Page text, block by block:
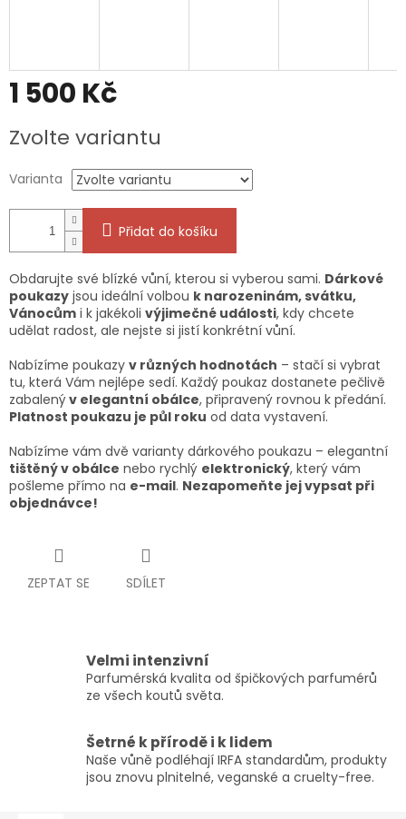
1 500 Kč
cena:
Zvolte variantu
Varianta
Přidat do košíku
Obdarujte své blízké vůní, kterou si vyberou sami. Dárkové
poukazy jsou ideální volbou k narozeninám, svátku,
Vánocům i k jakékoli výjimečné události, kdy chcete
udělat radost, ale nejste si jistí konkrétní vůní.
Nabízíme poukazy v různých hodnotách – stačí si vybrat
tu, která Vám nejlépe sedí. Každý poukaz dostanete pečlivě
zabalenýv elegantní obálce, připravený rovnou k předání.
Platnost poukazu je půl roku od data vystavení.
Nabízíme vám dvě varianty dárkového poukazu – elegantní
tištěný v obálce nebo rychlý elektronický, který vám
pošleme přímo na e-mail. Nezapomeňte jej vypsat při
objednávce!
ZEPTAT SE SDÍLET
Velmi intenzivní
Parfumérská kvalita od špičkových parfumérů
ze všech koutů světa.
Šetrné k přírodě i k lidem
Naše vůně podléhají IRFA standardům, produkty
jsou znovu plnitelné, veganské a cruelty-free.